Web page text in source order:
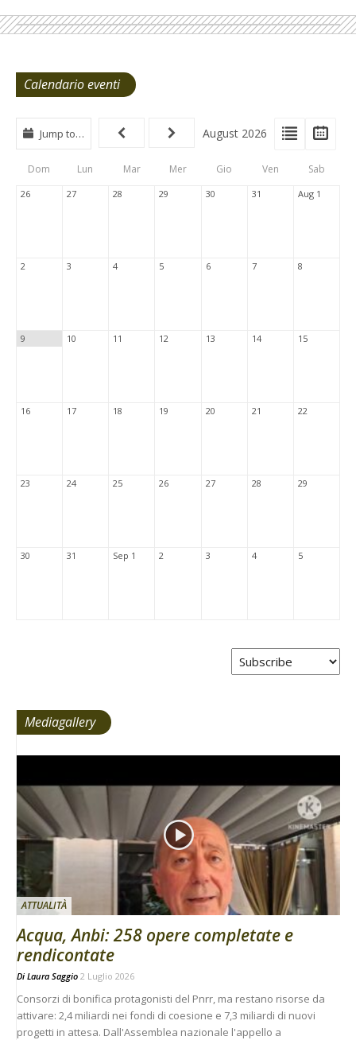
Calendario eventi
View
Type
Tabs
View
List
Jump to… August 2026
Dom Lun Mar Mer Gio Ven Sab
26 27 28 29 30 31 Aug 1
2 3 4 5 6 7 8
9 10 11 12 13 14 15
16 17 18 19 20 21 22
23 24 25 26 27 28 29
30 31 Sep 1 2 3 4 5
Mediagallery
ATTUALITÀ
Acqua, Anbi: 258 opere completate e
rendicontate
Di Laura Saggio 2 Luglio 2026
Consorzi di bonifica protagonisti del Pnrr, ma restano risorse da
attivare: 2,4 miliardi nei fondi di coesione e 7,3 miliardi di nuovi
progetti in attesa. Dall'Assemblea nazionale l'appello a